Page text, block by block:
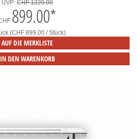
UVP: CHF 1220.00
899.00*
(CHF 899.00 / Stück)
AUF DIE MERKLISTE
IN DEN WARENKORB